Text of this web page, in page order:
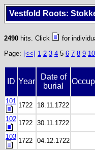
Vestfold Roots:
2490 hits. Click
for
Page: [<<] 1 2 3 4 5 6 7 8 9 10
ID Year
Date of
burial
101
1722 18.11.1722
102
1722 30.11.1722
103
1722 04.12.1722